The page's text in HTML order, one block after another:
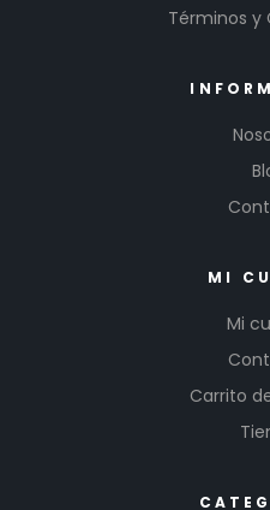
Términos y
MI
Mi
Carrito